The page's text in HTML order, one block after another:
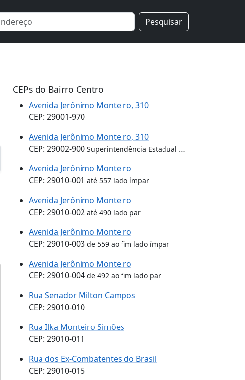
Pesquisar
CEPs do Bairro Centro
Avenida Jerônimo Monteiro, 310
CEP: 29001-970
Avenida Jerônimo Monteiro, 310
CEP: 29002-900 Superintendência Estadual de Operações do Espírito Santo
Avenida Jerônimo Monteiro
CEP: 29010-001 até 557 lado ímpar
Avenida Jerônimo Monteiro
CEP: 29010-002 até 490 lado par
Avenida Jerônimo Monteiro
CEP: 29010-003 de 559 ao fim lado ímpar
Avenida Jerônimo Monteiro
CEP: 29010-004 de 492 ao fim lado par
Rua Senador Milton Campos
CEP: 29010-010
Rua Ilka Monteiro Simões
CEP: 29010-011
Rua dos Ex-Combatentes do Brasil
CEP: 29010-015